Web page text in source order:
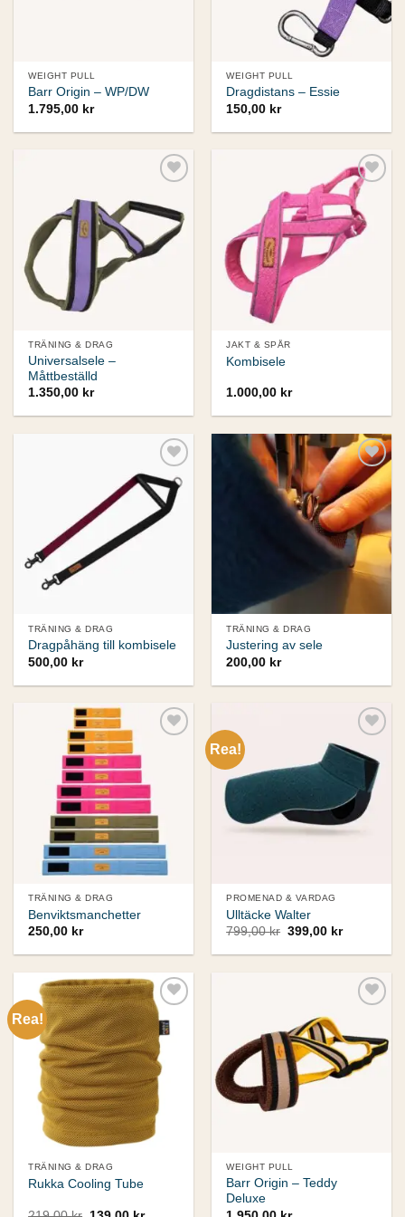
WEIGHT PULL
Barr Origin – WP/DW
1.795,00 kr
WEIGHT PULL
Dragdistans – Essie
150,00 kr
wishlist
TRÄNING & DRAG
Universalsele –
Måttbeställd
1.350,00 kr
Add to
wishlist
JAKT & SPÅR
Kombisele
1.000,00 kr
Add to
wishlist
TRÄNING & DRAG
Dragpåhäng till kombisele
500,00 kr
Add to
wishlist
TRÄNING & DRAG
Justering av sele
200,00 kr
TRÄNING & DRAG
Benviktsmanchetter
250,00 kr
Rea!
Add to
wishlist
PROMENAD & VARDAG
Ulltäcke Walter
799,00kr Det
priset
399,00 krDet
priset
399,00 kr.
Rea!
Add to
wishlist
TRÄNING & DRAG
Rukka Cooling Tube
WEIGHT PULL
Barr Origin – Teddy
Deluxe